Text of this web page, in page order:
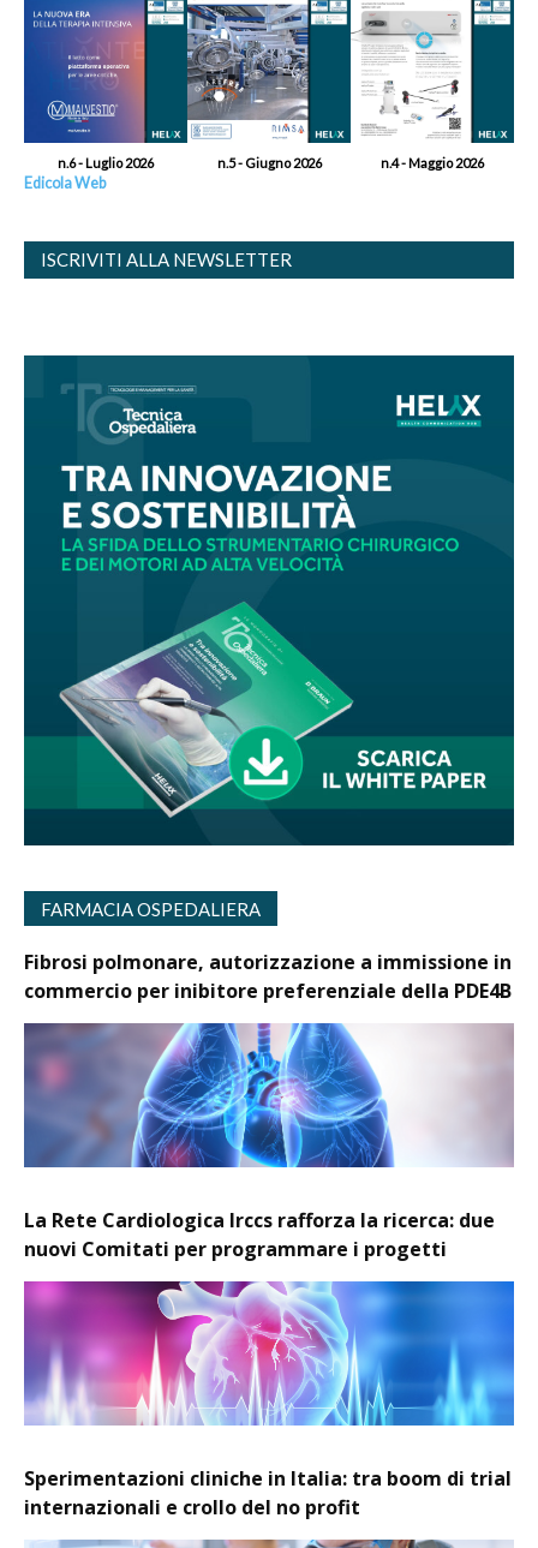
n.6 - Luglio 2026 n.5 - Giugno 2026 n.4 - Maggio 2026
Edicola Web
ISCRIVITI ALLA NEWSLETTER
FARMACIA OSPEDALIERA
Fibrosi polmonare, autorizzazione a immissione in
commercio per inibitore preferenziale della PDE4B
La Rete Cardiologica Irccs rafforza la ricerca: due
nuovi Comitati per programmare i progetti
Sperimentazioni cliniche in Italia: tra boom di trial
internazionali e crollo del no profit